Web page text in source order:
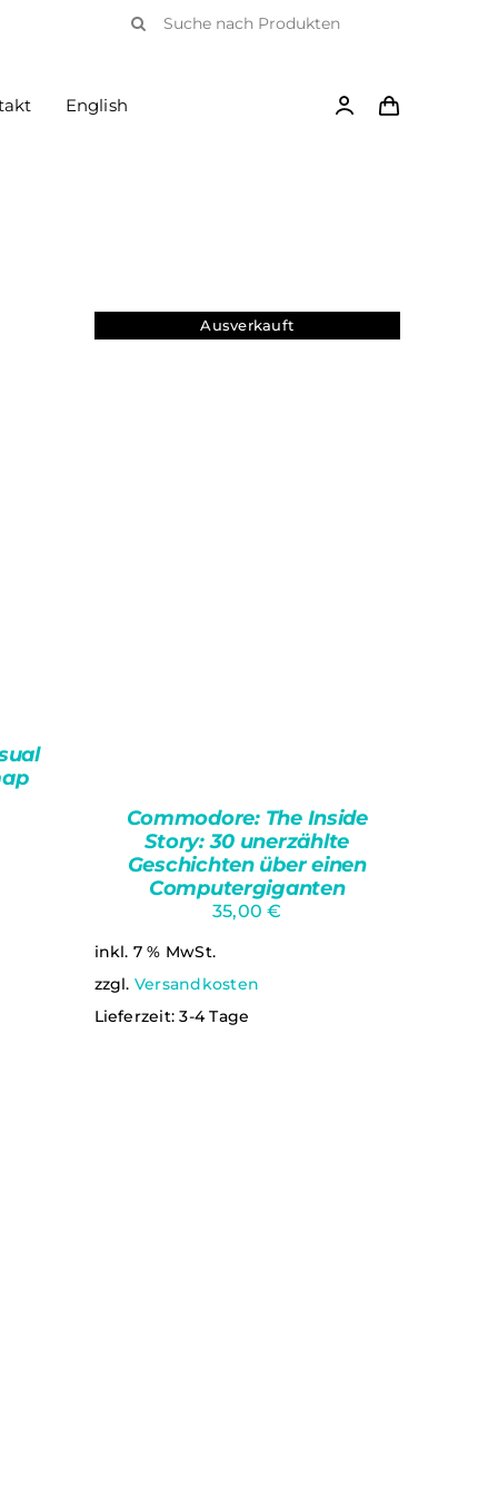
nach:
English
Ausverkauft
Commodore: The Inside
Story: 30 unerzählte
Geschichten über einen
Computergiganten
35,00€
inkl. 7 % MwSt.
zzgl. Versandkosten
Lieferzeit:3-4 Tage